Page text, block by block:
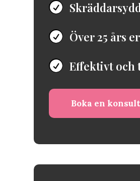

 Över 25 års
 Effektivt och
Boka en